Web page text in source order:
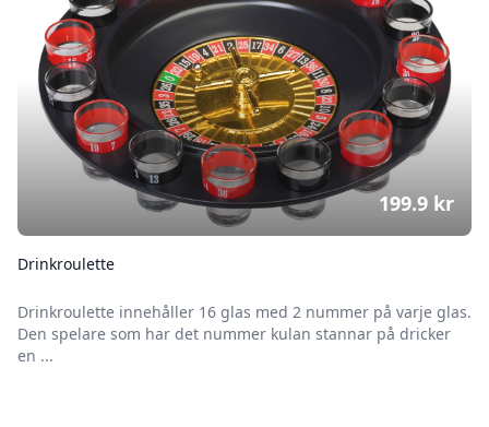
Drinkroulette
Drinkroulette innehåller 16 glas med 2 nummer på varje glas.
Den spelare som har det nummer kulan stannar på dricker
en ...
199.9 kr